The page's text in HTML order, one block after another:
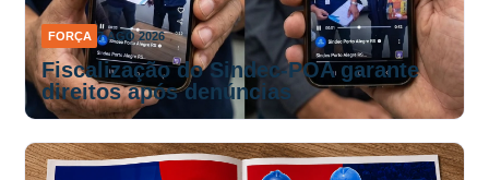
FORÇA 7 AGO 2026
Fiscalização do Sindec-POA garante
direitos após denúncias